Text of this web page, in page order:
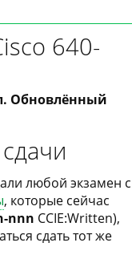
640-
Обновлённый
любой экзамен с
, которые сейчас
nnn CCIE:Written),
сдать тот же